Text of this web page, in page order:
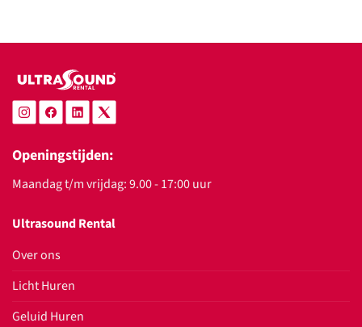
Openingstijden:
Maandag t/m vrijdag: 9.00 - 17:00 uur
Ultrasound Rental
Over ons
Licht Huren
Geluid Huren